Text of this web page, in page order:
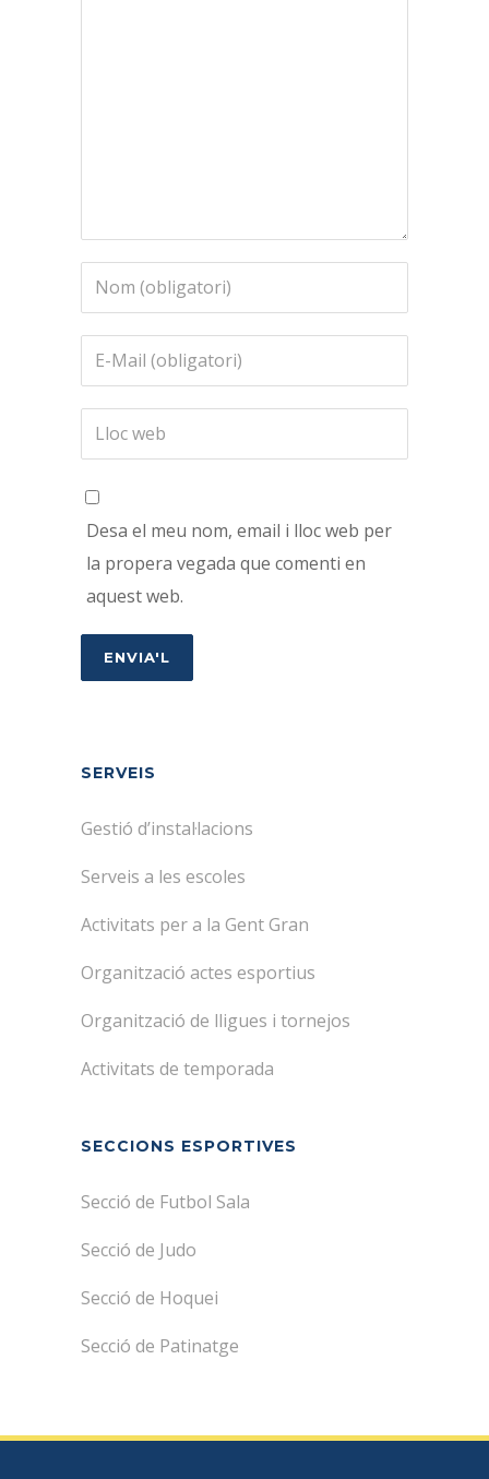
Desa el meu nom, email i lloc web per
la propera vegada que comenti en
aquest web.
SERVEIS
Gestió d’instal·lacions
Serveis a les escoles
Activitats per a la Gent Gran
Organització actes esportius
Organització de lligues i tornejos
Activitats de temporada
SECCIONS ESPORTIVES
Secció de Futbol Sala
Secció de Judo
Secció de Hoquei
Secció de Patinatge